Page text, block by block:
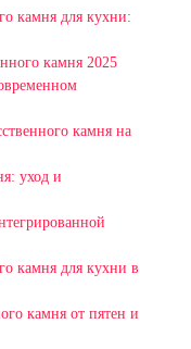
камня для кухни:
камня 2025
камня на
уход и
камня для кухни в
камня от пятен и